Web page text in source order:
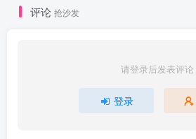
评论 抢沙发
请登录后发表评论
登录